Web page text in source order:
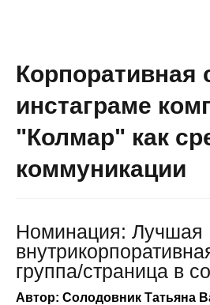
Корпоративная
инстаграме
"Колмар" как
коммуникации
Номинация: Лучшая
группа/cтраница в
Автор: Солодовник Татьяна